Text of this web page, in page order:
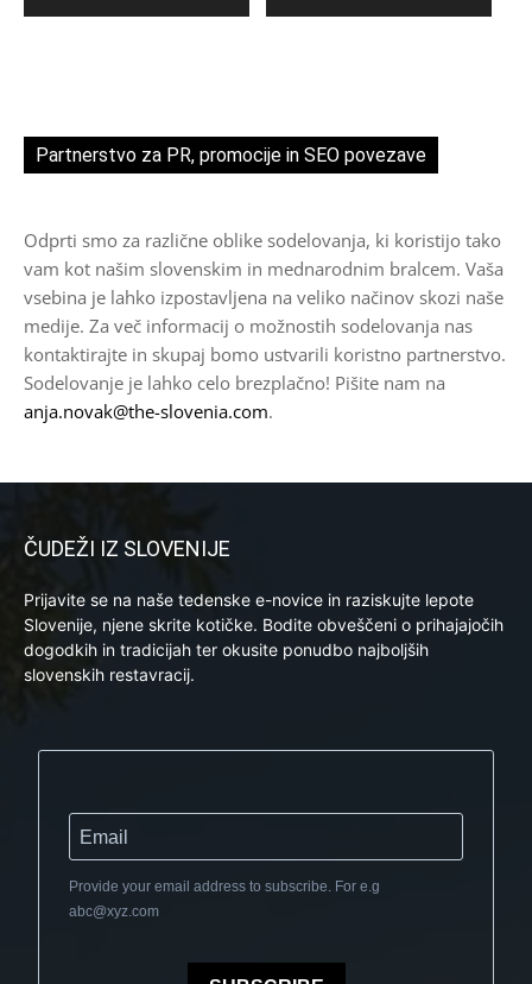
Partnerstvo za PR, promocije in SEO povezave
Odprti smo za različne oblike sodelovanja, ki koristijo tako
vam kot našim slovenskim in mednarodnim bralcem. Vaša
vsebina je lahko izpostavljena na veliko načinov skozi naše
medije. Za več informacij o možnostih sodelovanja nas
kontaktirajte in skupaj bomo ustvarili koristno partnerstvo.
Sodelovanje je lahko celo brezplačno! Pišite nam na
anja.novak@the-slovenia.com.
ČUDEŽI IZ SLOVENIJE
Prijavite se na naše tedenske e-novice in raziskujte lepote
Slovenije, njene skrite kotičke. Bodite obveščeni o prihajajočih
dogodkih in tradicijah ter okusite ponudbo najboljših
slovenskih restavracij.
Provide your email address to subscribe. For e.g
abc@xyz.com